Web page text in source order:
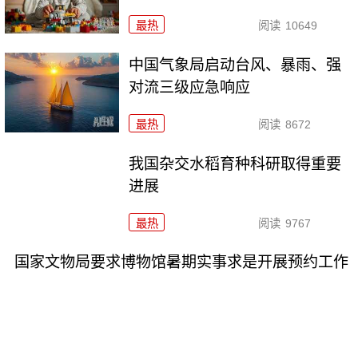
最热 阅读 10649
中国气象局启动台风、暴雨、强
对流三级应急响应
最热 阅读 8672
我国杂交水稻育种科研取得重要
进展
最热 阅读 9767
国家文物局要求博物馆暑期实事求是开展预约工作